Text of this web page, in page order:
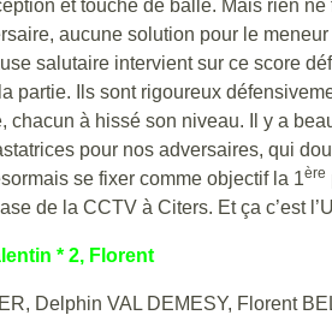
et touché de balle. Mais rien
aucune solution pour le
salutaire intervient sur ce score
partie. Ils sont rigoureux
chacun à hissé son niveau. Il y a
pour nos adversaires, qui
se fixer comme objectif la 1ère
de la CCTV à Citers. Et ça c’est
* 2, Florent
Delphin VAL DEMESY, Florent